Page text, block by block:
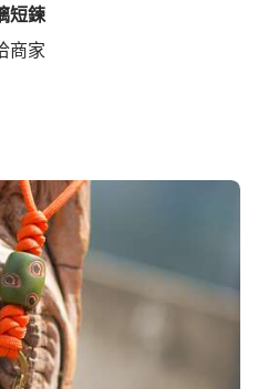
短鍊
商家